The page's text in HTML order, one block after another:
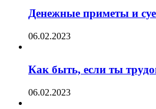
Денежные приметы и
06.02.2023
Как быть, если ты
06.02.2023